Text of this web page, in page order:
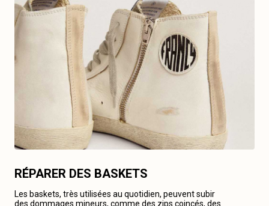
RÉPARER DES BASKETS
Les baskets, très utilisées au quotidien, peuvent subir
des dommages mineurs, comme des zips coincés, des